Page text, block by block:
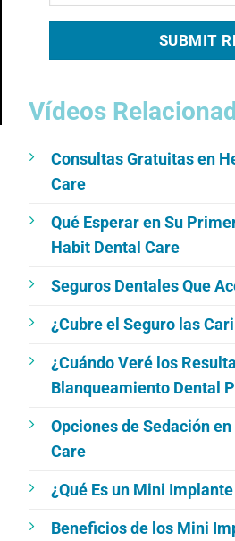
Vídeos
Consultas Gratuitas en
Care
Qué Esperar en Su
Habit Dental Care
Seguros Dentales Que
¿Cubre el Seguro las
¿Cuándo Veré los
Blanqueamiento Dental
Opciones de Sedación
Care
¿Qué Es un Mini
Beneficios de los Mini